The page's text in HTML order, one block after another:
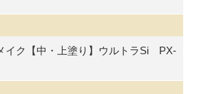
イク【中・上塗り】ウルトラSi PX-